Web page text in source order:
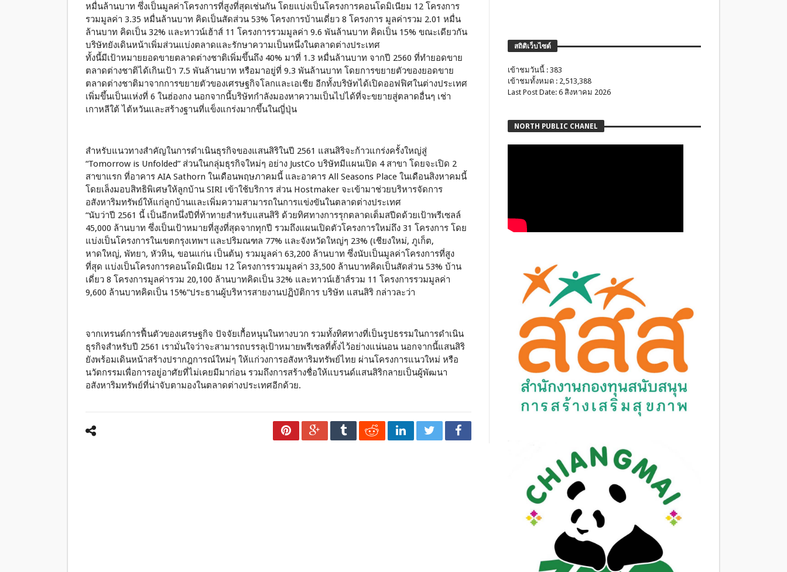
หมื่นล้านบาท ซึ่งเป็นมูลค่าโครงการที่สูงที่สุดเช่นกัน โดยแบ่งเป็นโครงการคอนโดมิเนียม 12 โครงการ
รวมมูลค่า 3.35 หมื่นล้านบาท คิดเป็นสัดส่วน 53% โครงการบ้านเดี่ยว 8 โครงการ มูลค่ารวม 2.01 หมื่น
ล้านบาท คิดเป็น 32% และทาวน์เฮ้าส์ 11 โครงการรวมมูลค่า 9.6 พันล้านบาท คิดเป็น 15% ขณะเดียวกัน
บริษัทยังเดินหน้าเพิ่มส่วนแบ่งตลาดและรักษาความเป็นหนึ่งในตลาดต่างประเทศ
ทั้งนี้มีเป้าหมายยอดขายตลาดต่างชาติเพิ่มขึ้นถึง 40% มาที่ 1.3 หมื่นล้านบาท จากปี 2560 ที่ทำยอดขาย
ตลาดต่างชาติได้เกินเป้า 7.5 พันล้านบาท หรือมาอยู่ที่ 9.3 พันล้านบาท โดยการขยายตัวของยอดขาย
ตลาดต่างชาติมาจากการขยายตัวของเศรษฐกิจโลกและเอเชีย อีกทั้งบริษัทได้เปิดออฟฟิศในต่างประเทศ
เพิ่มขึ้นเป็นแห่งที่ 6 ในฮ่องกง นอกจากนี้บริษัทกำลังมองหาความเป็นไปได้ที่จะขยายสู่ตลาดอื่นๆ เช่า
เกาหลีใต้ ไต้หวันและสร้างฐานที่แข็งแกร่งมากขึ้นในญี่ปุ่น
สำหรับแนวทางสำคัญในการดำเนินธุรกิจของแสนสิริในปี 2561 แสนสิริจะก้าวแกร่งครั้งใหญ่สู่
“Tomorrow is Unfolded” ส่วนในกลุ่มธุรกิจใหม่ๆ อย่าง JustCo บริษัทมีแผนเปิด 4 สาขา โดยจะเปิด 2
สาขาแรก ที่อาคาร AIA Sathorn ในเดือนพฤษภาคมนี้ และอาคาร All Seasons Place ในเดือนสิงหาคมนี้
โดยเล็งมอบสิทธิพิเศษให้ลูกบ้าน SIRI เข้าใช้บริการ ส่วน Hostmaker จะเข้ามาช่วยบริหารจัดการ
อสังหาริมทรัพย์ให้แก่ลูกบ้านและเพิ่มความสามารถในการแข่งขันในตลาดต่างประเทศ
“นับว่าปี 2561 นี้ เป็นอีกหนึ่งปีที่ท้าทายสำหรับแสนสิริ ด้วยทิศทางการรุกตลาดเต็มสปีดด้วยเป้าพรีเซลล์
45,000 ล้านบาท ซึ่งเป็นเป้าหมายที่สูงที่สุดจากทุกปี รวมถึงแผนเปิดตัวโครงการใหม่ถึง 31 โครงการ โดย
แบ่งเป็นโครงการในเขตกรุงเทพฯ และปริมณฑล 77% และจังหวัดใหญ่ๆ 23% (เชียงใหม่, ภูเก็ต,
หาดใหญ่, พัทยา, หัวหิน, ขอนแก่น เป็นต้น) รวมมูลค่า 63,200 ล้านบาท ซึ่งนับเป็นมูลค่าโครงการที่สูง
ที่สุด แบ่งเป็นโครงการคอนโดมิเนียม 12 โครงการรวมมูลค่า 33,500 ล้านบาทคิดเป็นสัดส่วน 53% บ้าน
เดี่ยว 8 โครงการมูลค่ารวม 20,100 ล้านบาทคิดเป็น 32% และทาวน์เฮ้าส์รวม 11 โครงการรวมมูลค่า
9,600 ล้านบาทคิดเป็น 15%”ประธานผู้บริหารสายงานปฏิบัติการ บริษัท แสนสิริ กล่าวละว่า
จากเทรนด์การฟื้นตัวของเศรษฐกิจ ปัจจัยเกื้อหนุนในทางบวก รวมทั้งทิศทางที่เป็นรูปธรรมในการดำเนิน
ธุรกิจสำหรับปี 2561 เรามั่นใจว่าจะสามารถบรรลุเป้าหมายพรีเซลที่ตั้งไว้อย่างแน่นอน นอกจากนี้แสนสิริ
ยังพร้อมเดินหน้าสร้างปรากฎการณ์ใหม่ๆ ให้แก่วงการอสังหาริมทรัพย์ไทย ผ่านโครงการแนวใหม่ หรือ
นวัตกรรมเพื่อการอยู่อาศัยที่ไม่เคยมีมาก่อน รวมถึงการสร้างชื่อให้แบรนด์แสนสิริกลายเป็นผู้พัฒนา
อสังหาริมทรัพย์ที่น่าจับตามองในตลาดต่างประเทศอีกด้วย.
สถิติเว็บไซต์
เข้าชมวันนี้ : 383
เข้าชมทั้งหมด : 2,513,388
Last Post Date: 6 สิงหาคม 2026
NORTH PUBLIC CHANEL